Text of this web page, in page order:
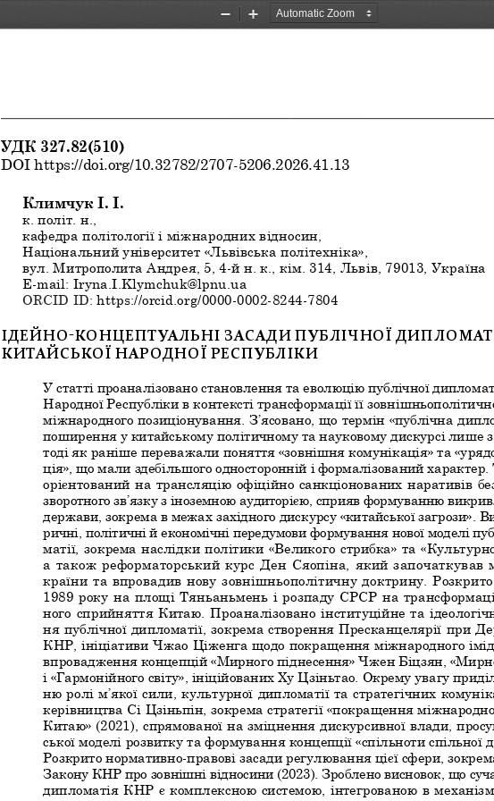
Zoom
Zoom
УДК 327.82(510)
DOI https://doi.org/10.32782/2707-5206.2026.41.13
Климчук І. І.
к. політ. н.,
кафедра політології і міжнародних відносин,
Національний університет «Львівська політехніка»,
вул. Митрополита Андрея, 5, 4-й н. к., кім. 314, Львів,
79013, Україна
E-mail: Iryna.I.Klymchuk@lpnu.ua
ORCID ID: https://orcid.org/0000-0002-8244-7804
ІДЕЙНО-КОНЦЕПТУАЛЬНІ ЗАСАДИ ПУБЛІЧНОЇ
КИТАЙСЬКОЇ НАРОДНОЇ РЕСПУБЛІКИ
У статті проаналізовано становлення та еволюцію публічної
Народної Республіки в контексті трансформації її
міжнародного позиціонування. З’ясовано, що термін «публічна
поширення у китайському політичному та науковому дискурсі лише з
тоді як раніше переважали поняття «зовнішня комунікація» та
ція», що мали здебільшого односторонній і формалізований характер.
орієнтований на трансляцію офіційно санкціонованих наративів
зворотного зв’язку з іноземною аудиторією, сприяв формуванню
держави, зокрема в межах західного дискурсу «китайської загрози».
ричні, політичні й економічні передумови формування нової моделі
матії, зокрема наслідки політики «Великого стрибка» та
а також реформаторський курс Ден Сяопіна, який започаткував
країни та впровадив нову зовнішньополітичну доктрину.
1989 року на площі Тяньаньмень і розпаду СРСР на
ного сприйняття Китаю. Проаналізовано інституційне та
ня публічної дипломатії, зокрема створення Пресканцелярії при
КНР, ініціативи Чжао Ціженга щодо покращення міжнародного
впровадження концепцій «Мирного піднесення» Чжен Біцзян,
і «Гармонійного світу», ініційованих Ху Цзіньтао. Окрему увагу
ню ролі м’якої сили, культурної дипломатії та стратегічних
керівництва Сі Цзіньпін, зокрема стратегії «покращення
Китаю» (2021), спрямованої на зміцнення дискурсивної влади,
ської моделі розвитку та формування концепції «спільноти спільної
Розкрито нормативно-правові засади регулювання цієї сфери,
Закону КНР про зовнішні відносини (2023). Зроблено висновок, що
дипломатія КНР є комплексною системою, інтегрованою в